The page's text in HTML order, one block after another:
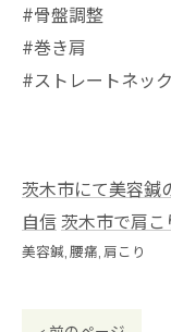
#骨盤調整
#巻き肩
#ストレートネック
茨木市にて美容鍼
自信茨木市で肩
美容鍼 腰痛 肩こり